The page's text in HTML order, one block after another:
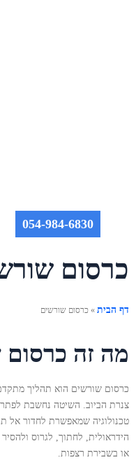
054-984-6830
כרסום
דף הבית » כרסום שורשים
מה זה
כרסום שורשים הוא תהליך
צנרת הביוב. השיטה נחשבת
טכנולוגיה שמאפשרת לחדור אל
הידראולית, לחתוך, לגרוס
או בשבירת רצפות.